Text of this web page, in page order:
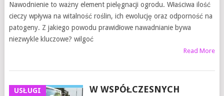
Nawodnienie to ważny element pielęgnacji ogrodu. Właściwa ilość
cieczy wpływa na witalność roślin, ich ewolucję oraz odporność na
patogeny. Z jakiego powodu prawidłowe nawadnianie bywa
niezwykle kluczowe? wilgoć
Read More
USŁUGI
W WSPÓŁCZESNYCH